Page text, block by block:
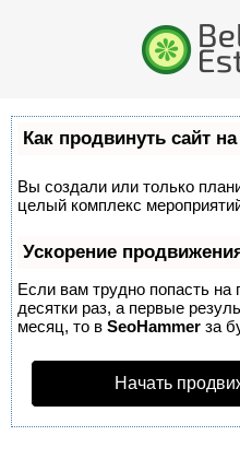
Как продвинуть сайт
Вы создали или только
целый комплекс
Ускорение
Если вам трудно попасть на
десятки раз, а первые
месяц, то в SeoHammer за
Начать